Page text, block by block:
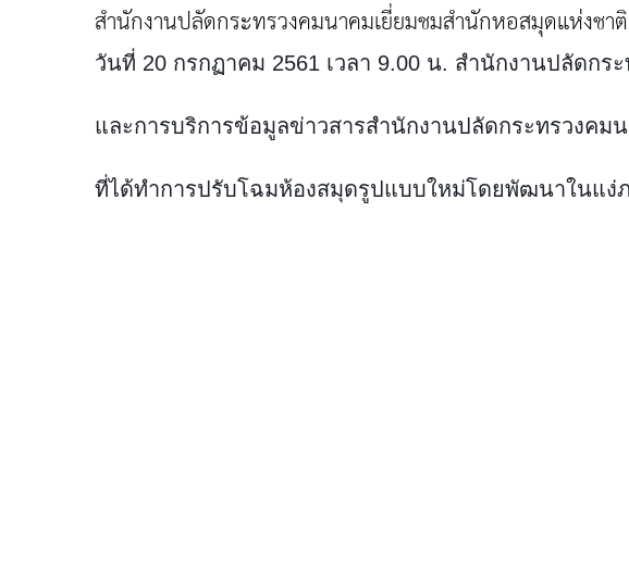
สำนักงานปลัดกระทรวงคมนาคมเยี่ยมชมสำนักหอสมุดแห่งชาติ
วันที่ 20 กรกฏาคม 2561 เวลา 9.00 น. สำนักงานปลัดกร
และการบริการข้อมูลข่าวสารสำนักงานปลัดกระทรวงคม
ที่ได้ทำการปรับโฉมห้องสมุดรูปแบบใหม่โดยพัฒนาในแง่